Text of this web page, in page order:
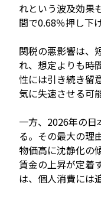
れという波及効果
間で0.68％押し下
関税の悪影響は、
れ、想定よりも時
性には引き続き留
気に失速させる可
一方、2026年の
る。その最大の理
物価高に沈静化の
賃金の上昇が定着
は、個人消費には